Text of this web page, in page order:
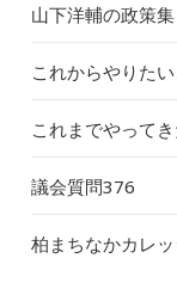
山下洋輔の政策
これからやりたい
これまでやって
議会質問376
柏まちなかカレ